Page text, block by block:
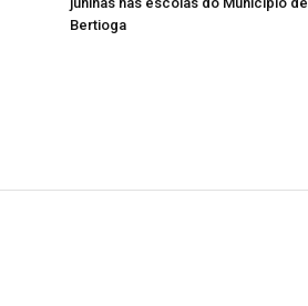
Bertioga